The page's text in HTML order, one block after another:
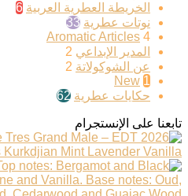
الخريطة العطرية العربية 6
نوتات عطرية 33
Aromatic Articles 4
المدير الإبداعي 2
عن الشوكولاتة 2
New 1
حكايات عطرية 62
تابعنا على الإنستجرام